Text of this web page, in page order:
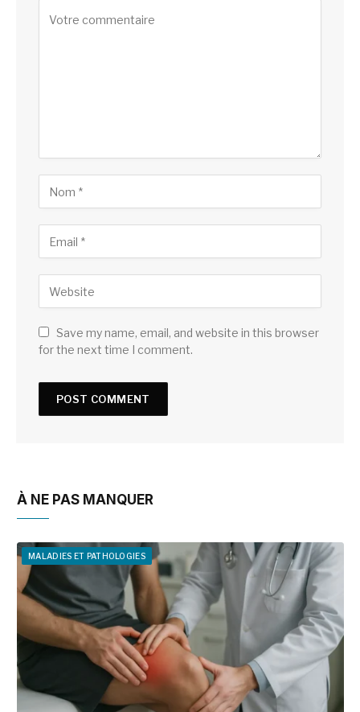
Save my name, email, and website in this browser
for the next time I comment.
À NE PAS MANQUER
MALADIES ET PATHOLOGIES